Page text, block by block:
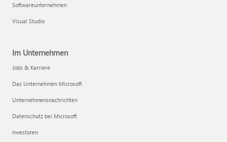
Softwareunternehmen
Visual Studio
Im Unternehmen
Jobs & Karriere
Das Unternehmen Microsoft
Unternehmensnachrichten
Datenschutz bei Microsoft
Investoren